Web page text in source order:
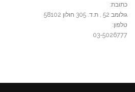
כתובת:
גולומב 52 , ת.ד. 305 חולון 58102
טלפון:
03-5026777